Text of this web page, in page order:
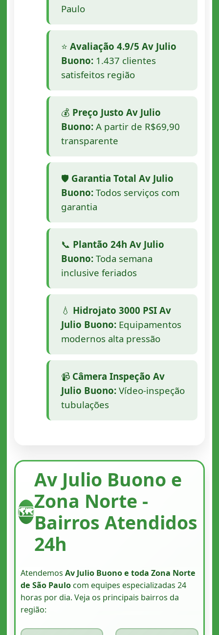
Paulo
⭐ Avaliação 4.9/5 Av Julio
Buono:1.437 clientes
satisfeitos região
💰 Preço Justo Av Julio
Buono:A partir de R$69,90
transparente
🛡️ Garantia Total Av Julio
Buono:Todos serviços com
garantia
📞 Plantão 24h Av Julio
Buono:Toda semana
inclusive feriados
💧 Hidrojato 3000 PSI Av
Julio Buono:Equipamentos
modernos alta pressão
📹 Câmera Inspeção Av
Julio Buono:Vídeo-inspeção
tubulações
🗺️
Av Julio Buono e
Zona Norte -
Bairros Atendidos
24h
Atendemos Av Julio Buono e toda Zona Norte
de São Paulocom equipes especializadas 24
horas por dia. Veja os principais bairros da
região: